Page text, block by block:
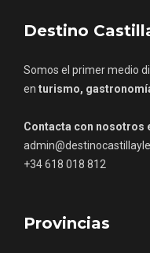
Destino
Somos el primer medio
en turismo,
Contacta con nosotros
+34 618 018 812
Provincias